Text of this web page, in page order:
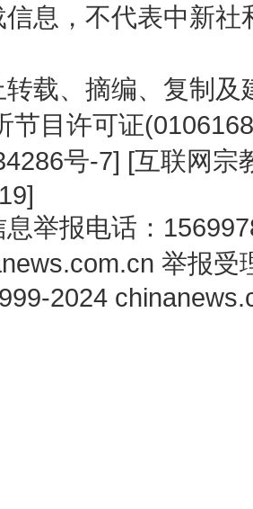
息，不代表中新
载、摘编、复制
节目许可证
号-7] [互联网宗
]
举报电话：
举报受
2024